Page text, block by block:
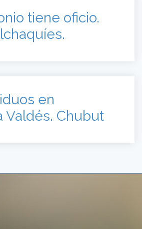
tiene oficio.
en
Valdés. Chubut